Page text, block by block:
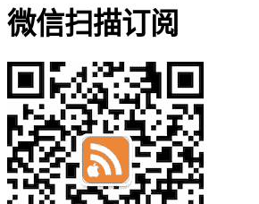
微信扫描订阅